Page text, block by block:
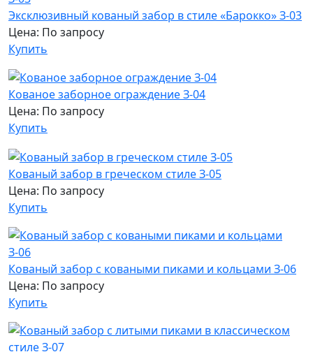
Эксклюзивный кованый забор в стиле «Барокко» З-03
Цена: По запросу
Купить
Кованое заборное ограждение З-04
Цена: По запросу
Купить
Кованый забор в греческом стиле З-05
Цена: По запросу
Купить
Кованый забор с коваными пиками и кольцами З-06
Цена: По запросу
Купить